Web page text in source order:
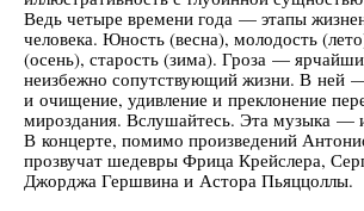
Ведь четыре времени года — этапы
человека. Юность (весна), молодость
(осень), старость (зима). Гроза —
неизбежно сопутствующий жизни. В ней
и очищение, удивление и преклонение
мироздания. Вслушайтесь. Эта музыка —
В концерте, помимо произведений
прозвучат шедевры Фрица Крейслера,
Джорджа Гершвина и Астора Пьяццоллы.